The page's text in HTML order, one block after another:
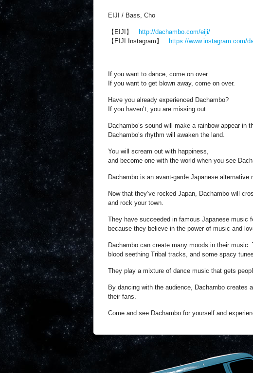
EIJI / Bass, Cho
【EIJI】
http://dachambo.com/eiji/
【EIJI Instagram】
https://www.instagram.com/
If you want to dance, come on over.
If you want to get blown away, come on over.
Have you already experienced Dachambo?
If you haven’t, you are missing out.
Dachambo’s sound will make a rainbow appear in
Dachambo’s rhythm will awaken the land.
You will scream out with happiness,
and become one with the world when you see
Dachambo is an avant-garde Japanese alternative
Now that they’ve rocked Japan, Dachambo will
and rock your town.
They have succeeded in famous Japanese music
because they believe in the power of music and
Dachambo can create many moods in their
blood seething Tribal tracks, and some spacy
They play a mixture of dance music that gets
By dancing with the audience, Dachambo creates
their fans.
Come and see Dachambo for yourself and